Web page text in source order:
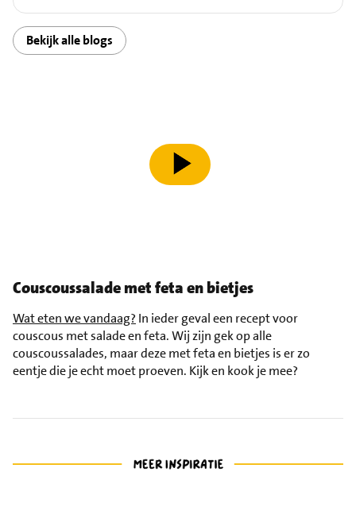
Bekijk alle blogs
speel video af
Couscoussalade met feta en bietjes
Wat eten we vandaag? In ieder geval een recept voor
couscous met salade en feta. Wij zijn gek op alle
couscoussalades, maar deze met feta en bietjes is er zo
eentje die je echt moet proeven. Kijk en kook je mee?